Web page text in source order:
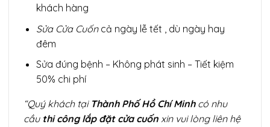
khách hàng
Sửa Cửa Cuốncả ngày lễ tết , dù ngày hay
đêm
Sửa đúng bệnh – Không phát sinh – Tiết kiệm
50% chi phí
“Quý khách tại Thành Phố Hồ Chí Minhcó nhu
cầu thi công lắp đặt cửa cuốn xin vui lòng liên hệ